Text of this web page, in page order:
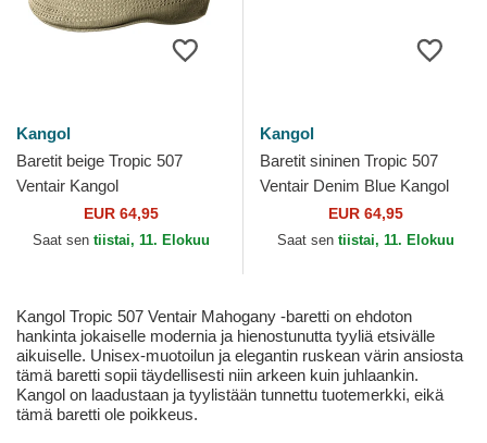
Kangol
Baretit beige Tropic 507
Ventair Kangol
EUR 64,95
Saat sen tiistai, 11. Elokuu
Kangol
Baretit sininen Tropic 507
Ventair Denim Blue Kangol
EUR 64,95
Saat sen tiistai, 11. Elokuu
Kangol Tropic 507 Ventair Mahogany -baretti on ehdoton
hankinta jokaiselle modernia ja hienostunutta tyyliä etsivälle
aikuiselle. Unisex-muotoilun ja elegantin ruskean värin ansiosta
tämä baretti sopii täydellisesti niin arkeen kuin juhlaankin.
Kangol on laadustaan ja tyylistään tunnettu tuotemerkki, eikä
tämä baretti ole poikkeus.